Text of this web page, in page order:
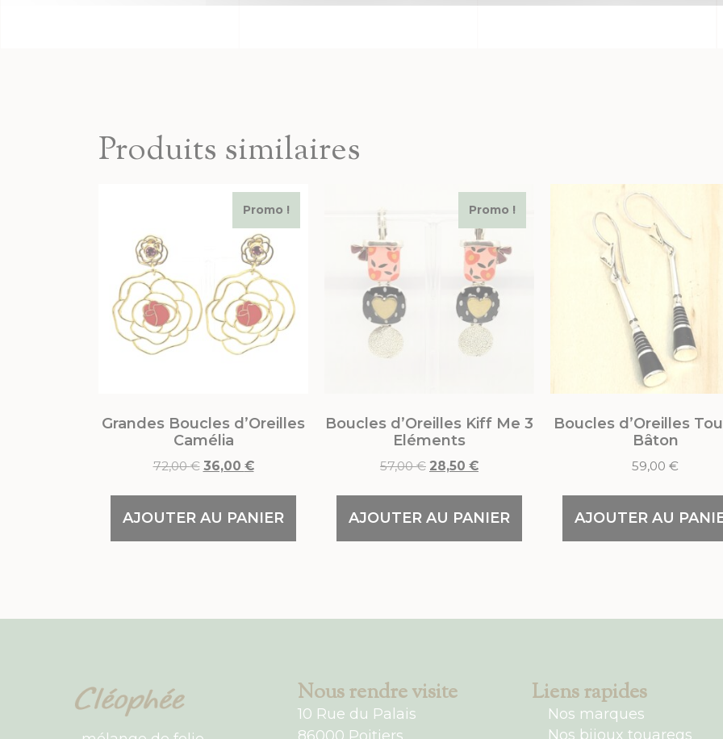
Produits similaires
Promo !
Grandes Boucles d’Oreilles
Camélia
72,00€ 36,00 €
AJOUTER AU PANIER
Promo !
Boucles d’Oreilles Kiff Me 3
Eléments
57,00€ 28,50 €
AJOUTER AU PANIER
Boucles d’Oreilles
Bâton
59,00 €
AJOUTER AU
Nous rendre visite
10 Rue du Palais
Liens rapides
Nos marques
Nos bijoux touaregs